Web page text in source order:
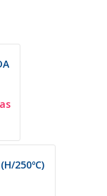
250ºC)